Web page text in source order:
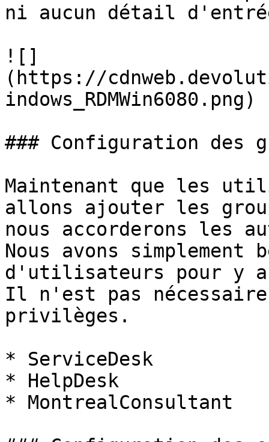
ni aucun détail
![]
(https://
indows_RDMWin6080.png)
### Configuration des
Maintenant que les
allons ajouter les
nous accorderons les
Nous avons simplement
d'utilisateurs pour y
Il n'est pas
privilèges.
* ServiceDesk
* HelpDesk
* MontrealConsultant